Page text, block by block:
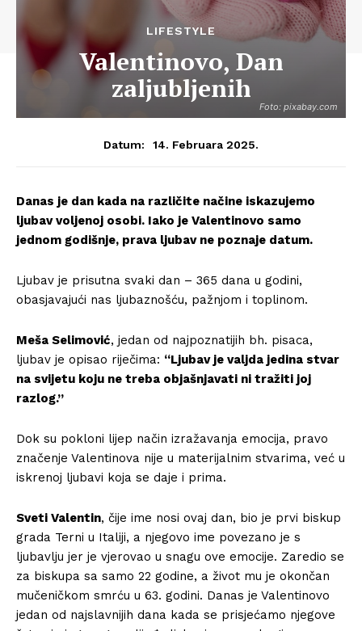
Foto: pixabay.com
LIFESTYLE
Valentinovo, Dan
zaljubljenih
Datum: 14. Februara 2025.
Danas je dan kada na različite načine iskazujemo
ljubav voljenoj osobi. Iako je Valentinovo samo
jednom godišnje, prava ljubav ne poznaje datum.
Ljubav je prisutna svaki dan – 365 dana u godini,
obasjavajući nas ljubaznošću, pažnjom i toplinom.
Meša Selimović, jedan od najpoznatijih bh. pisaca,
ljubav je opisao riječima: “Ljubav je valjda jedina stvar
na svijetu koju ne treba objašnjavati ni tražiti joj
razlog.”
Dok su pokloni lijep način izražavanja emocija, pravo
značenje Valentinova nije u materijalnim stvarima, već u
iskrenoj ljubavi koja se daje i prima.
Sveti Valentin, čije ime nosi ovaj dan, bio je prvi biskup
grada Terni u Italiji, a njegovo ime povezano je s
ljubavlju jer je vjerovao u snagu ove emocije. Zaredio se
za biskupa sa samo 22 godine, a život mu je okončan
mučeničkom smrću u 63. godini. Danas je Valentinovo
jedan od najslavnijih dana kada se prisjećamo njegove